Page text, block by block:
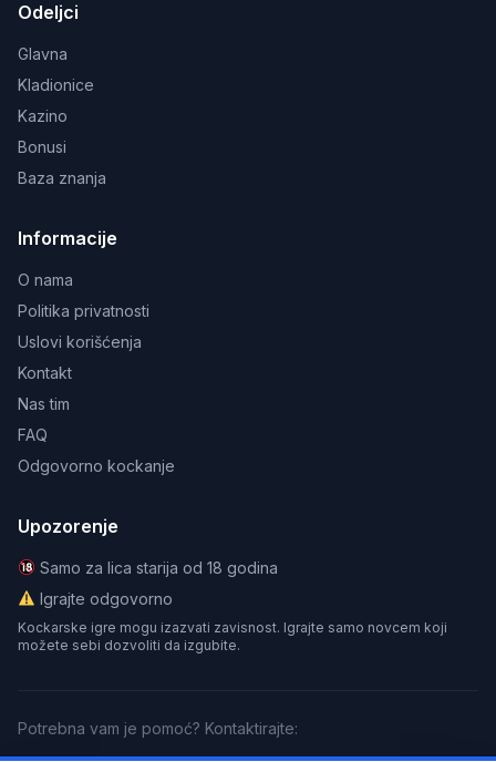
Odeljci
Glavna
Kladionice
Kazino
Bonusi
Baza znanja
Informacije
O nama
Politika privatnosti
Uslovi korišćenja
Kontakt
Nas tim
FAQ
Odgovorno kockanje
Upozorenje
Samo za lica starija od 18 godina
Igrajte odgovorno
Kockarske igre mogu izazvati zavisnost. Igrajte samo novcem koji
možete sebi dozvoliti da izgubite.
Potrebna vam je pomoć? Kontaktirajte: